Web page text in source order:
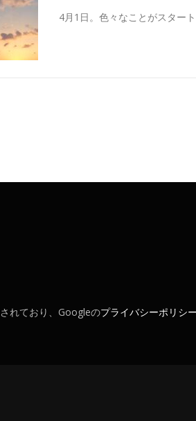
4月1日。色々なことがスター
れており、Googleのプライバシーポリシー